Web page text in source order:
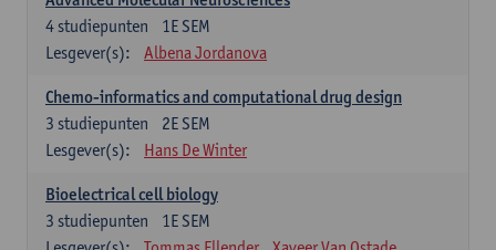
1E SEM
4studiepunten
Lesgever(s):
Albena Jordanova
Chemo-informatics and computational drug design
2E SEM
3 studiepunten
Lesgever(s):
Hans De Winter
Bioelectrical cell biology
1E SEM
3 studiepunten